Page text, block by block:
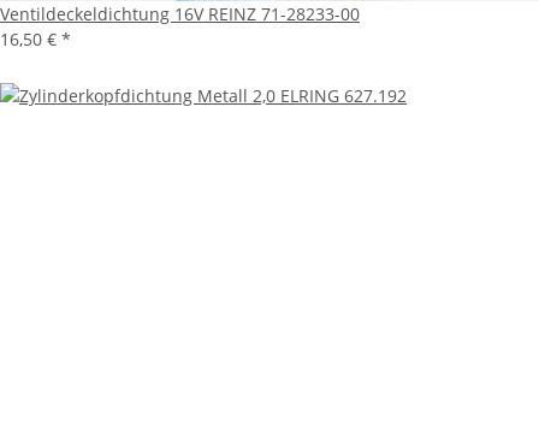
Ventildeckeldichtung 16V REINZ 71-28233-00
16,50 € *